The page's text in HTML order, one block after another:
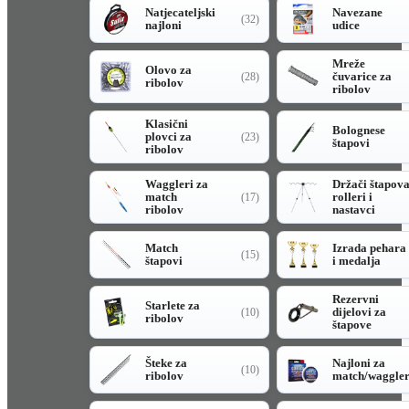
Natjecateljski
najloni
(32)
Navezane
udice
Olovo za
ribolov
(28)
Mreže
čuvarice za
ribolov
Klasični
plovci za
ribolov
(23)
Bolognese
štapovi
Waggleri za
match
ribolov
(17)
Držači štapova
rolleri i
nastavci
Match
štapovi
(15)
Izrada pehara
i medalja
Starlete za
ribolov
(10)
Rezervni
dijelovi za
štapove
Šteke za
ribolov
(10)
Najloni za
match/waggler